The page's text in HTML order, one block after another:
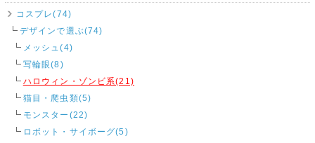
コスプレ(74)
デザインで選ぶ(74)
メッシュ(4)
写輪眼(8)
ハロウィン・ゾンビ系(21)
猫目・爬虫類(5)
モンスター(22)
ロボット・サイボーグ(5)